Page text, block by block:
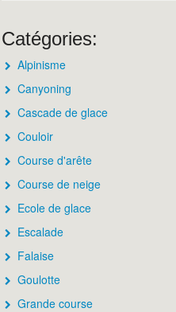
Catégories:
Alpinisme
Canyoning
Cascade de glace
Couloir
Course d'arête
Course de neige
Ecole de glace
Escalade
Falaise
Goulotte
Grande course